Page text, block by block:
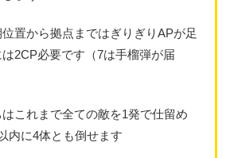
置から拠点まではぎりぎりAPが足
2CP必要です（7は手榴弾が届
これまで全ての敵を1発で仕留め
内に4体とも倒せます